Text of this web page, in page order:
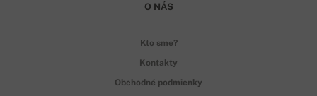
O NÁS
Kto sme?
Kontakty
Obchodné podmienky